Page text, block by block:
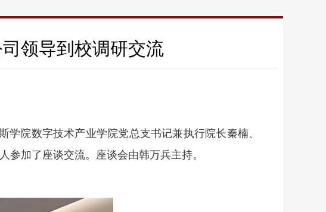
领导到校调研交流
院数字技术产业学院党总支书记兼执行院长秦楠、
加了座谈交流。座谈会由韩万兵主持。